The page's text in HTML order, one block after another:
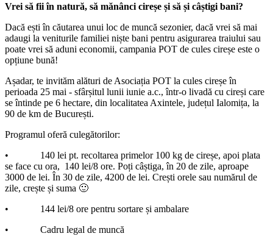
Vrei să fii în natură, să mănânci cireșe și să și câștigi bani?
Dacă ești în căutarea unui loc de muncă sezonier, dacă vrei să mai
adaugi la veniturile familiei niște bani pentru asigurarea traiului sau
poate vrei să aduni economii, campania POT de cules cireșe este o
opțiune bună!
Așadar, te invităm alături de Asociația POT la cules cireșe în
perioada 25 mai - sfârșitul lunii iunie a.c., într-o livadă cu cireși care
se întinde pe 6 hectare, din localitatea Axintele, județul Ialomița, la
90 de km de București.
Programul oferă culegătorilor:
• 140 lei pt. recoltarea primelor 100 kg de cireșe, apoi plata
se face cu ora, 140 lei/8 ore. Poți câștiga, în 20 de zile, aproape
3000 de lei. În 30 de zile, 4200 de lei. Crești orele sau numărul de
zile, crește și suma 🙂
• 144 lei/8 ore pentru sortare și ambalare
• Cadru legal de muncă